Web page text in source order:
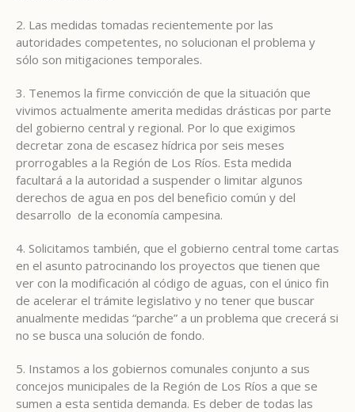
2. Las medidas tomadas recientemente por las
autoridades competentes, no solucionan el problema y
sólo son mitigaciones temporales.
3. Tenemos la firme convicción de que la situación que
vivimos actualmente amerita medidas drásticas por parte
del gobierno central y regional. Por lo que exigimos
decretar zona de escasez hídrica por seis meses
prorrogables a la Región de Los Ríos. Esta medida
facultará a la autoridad a suspender o limitar algunos
derechos de agua en pos del beneficio común y del
desarrollo de la economía campesina.
4. Solicitamos también, que el gobierno central tome cartas
en el asunto patrocinando los proyectos que tienen que
ver con la modificación al código de aguas, con el único fin
de acelerar el trámite legislativo y no tener que buscar
anualmente medidas “parche” a un problema que crecerá si
no se busca una solución de fondo.
5. Instamos a los gobiernos comunales conjunto a sus
concejos municipales de la Región de Los Ríos a que se
sumen a esta sentida demanda. Es deber de todas las